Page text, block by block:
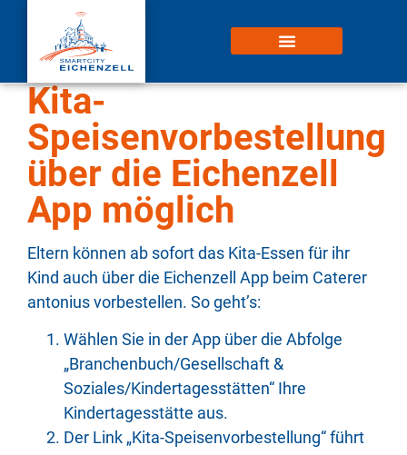
Kita-
Speisenvorbestellung
über die Eichenzell
App möglich
Eltern können ab sofort das Kita-Essen für ihr
Kind auch über die Eichenzell App beim Caterer
antonius vorbestellen. So geht’s:
Wählen Sie in der App über die Abfolge
„Branchenbuch/Gesellschaft &
Soziales/Kindertagesstätten“ Ihre
Kindertagesstätte aus.
Der Link „Kita-Speisenvorbestellung“ führt